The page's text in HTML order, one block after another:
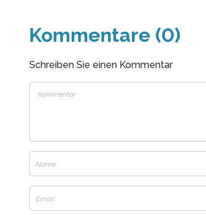
Kommentare (0)
Schreiben Sie einen Kommentar